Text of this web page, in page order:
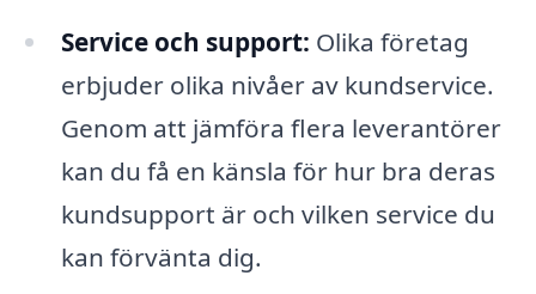
Service och support: Olika företag
erbjuder olika nivåer av kundservice.
Genom att jämföra flera leverantörer
kan du få en känsla för hur bra deras
kundsupport är och vilken service du
kan förvänta dig.